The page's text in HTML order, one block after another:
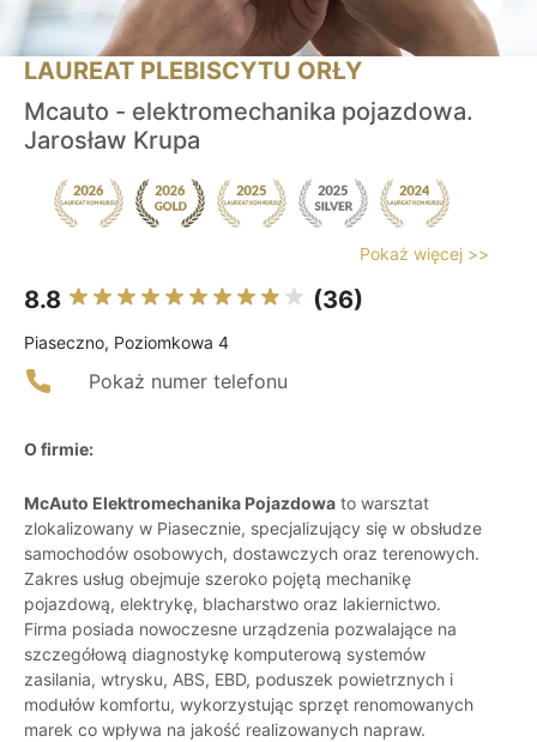
LAUREAT PLEBISCYTU ORŁY
Mcauto - elektromechanika pojazdowa.
Jarosław Krupa
Pokaż więcej >>
8.8 (36)
Piaseczno, Poziomkowa 4
Pokaż numer telefonu
O firmie:
McAuto Elektromechanika Pojazdowa to warsztat
zlokalizowany w Piasecznie, specjalizujący się w obsłudze
samochodów osobowych, dostawczych oraz terenowych.
Zakres usług obejmuje szeroko pojętą mechanikę
pojazdową, elektrykę, blacharstwo oraz lakiernictwo.
Firma posiada nowoczesne urządzenia pozwalające na
szczegółową diagnostykę komputerową systemów
zasilania, wtrysku, ABS, EBD, poduszek powietrznych i
modułów komfortu, wykorzystując sprzęt renomowanych
marek co wpływa na jakość realizowanych napraw.